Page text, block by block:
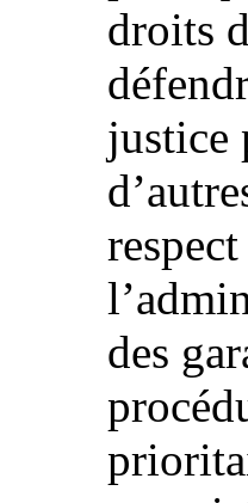
droits
justice
des